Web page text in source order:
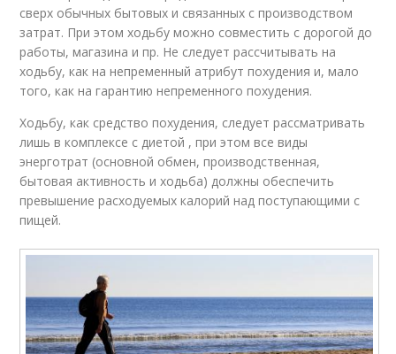
сверх обычных бытовых и связанных с производством
затрат. При этом ходьбу можно совместить с дорогой до
работы, магазина и пр. Не следует рассчитывать на
ходьбу, как на непременный атрибут похудения и, мало
того, как на гарантию непременного похудения.
Ходьбу, как средство похудения, следует рассматривать
лишь в комплексе с диетой , при этом все виды
энерготрат (основной обмен, производственная,
бытовая активность и ходьба) должны обеспечить
превышение расходуемых калорий над поступающими с
пищей.